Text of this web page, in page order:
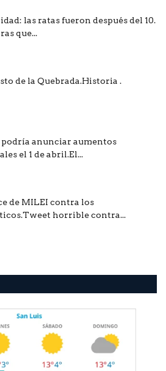
las ratas fueron después del 10.
que...
de la Quebrada.Historia .
podría anunciar aumentos
el 1 de abril.El...
de MILEI contra los
horrible contra...